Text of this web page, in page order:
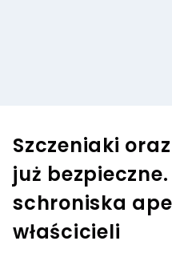
Szczeniaki
już
schroniska
właścicieli